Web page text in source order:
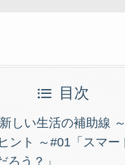
目次
しい生活の補助線
ント ～#01「スマー
ろう？」